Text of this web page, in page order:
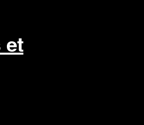
et